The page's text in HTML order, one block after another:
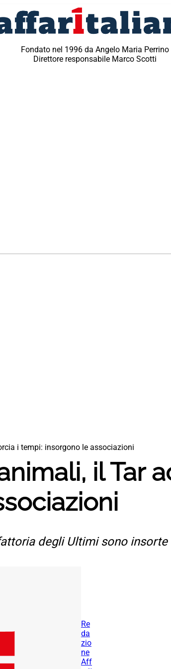
Fondato nel 1996 da Angelo Maria Perrino
Direttore responsabile Marco Scotti
i tempi: insorgono le associazioni
il Tar
degli Ultimi sono
Re
da
zio
ne
Aff